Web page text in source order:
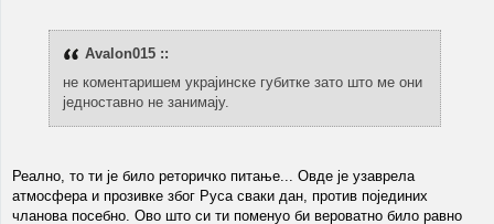
Avalon015 ::
не коментаришем украјинске губитке зато што ме они
једноставно не занимају.
Реално, то ти је било реторичко питање... Овде је узаврела
атмосфера и прозивке због Руса сваки дан, против појединих
чланова посебно. Ово што си ти поменуо би вероватно било равно